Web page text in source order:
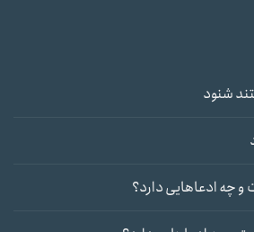
شنود
چه ادعاهایی دارد؟